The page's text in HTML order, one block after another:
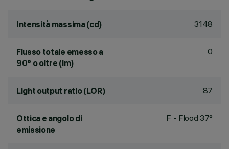
Intensità massima (cd) 3148
Flusso totale emesso a
90° o oltre (lm)
0
Light output ratio (LOR) 87
Ottica e angolo di
emissione
F - Flood 37°